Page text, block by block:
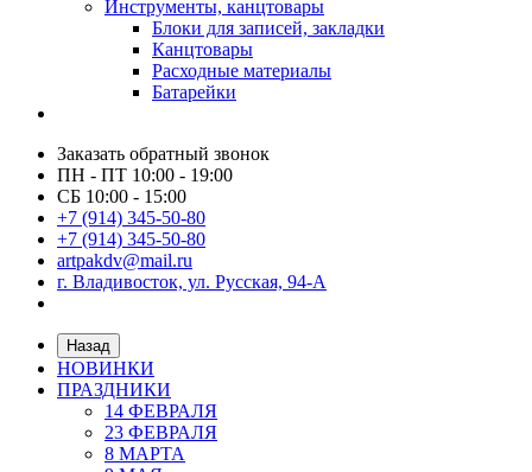
Инструменты, канцтовары
Блоки для записей, закладки
Канцтовары
Расходные материалы
Батарейки
Заказать обратный звонок
ПН - ПТ 10:00 - 19:00
СБ 10:00 - 15:00
+7 (914) 345-50-80
+7 (914) 345-50-80
artpakdv@mail.ru
г. Владивосток, ул. Русская, 94-А
Назад
НОВИНКИ
ПРАЗДНИКИ
14 ФЕВРАЛЯ
23 ФЕВРАЛЯ
8 МАРТА